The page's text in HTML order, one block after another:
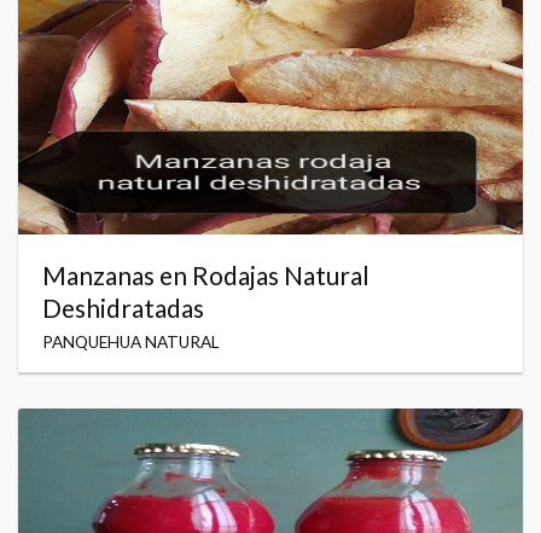
Manzanas en Rodajas Natural
Deshidratadas
PANQUEHUA NATURAL